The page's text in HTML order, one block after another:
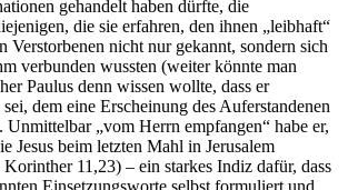
gehandelt haben dürfte, die
die sie erfahren, den ihnen „leibhaft“
Verstorbenen nicht nur gekannt, sondern sich
verbunden wussten (weiter könnte man
Paulus denn wissen wollte, dass er
dem eine Erscheinung des Auferstandenen
„vom Herrn empfangen“ habe er,
Jesus beim letzten Mahl in Jerusalem
Korinther 11,23) – ein starkes Indiz dafür, dass
Einsetzungsworte selbst formuliert und